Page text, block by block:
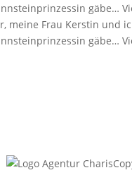
gäbe…
meine Frau Kerstin und
gäbe…